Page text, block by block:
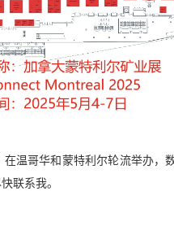
温哥华和蒙特利尔轮流举办，
联系我。